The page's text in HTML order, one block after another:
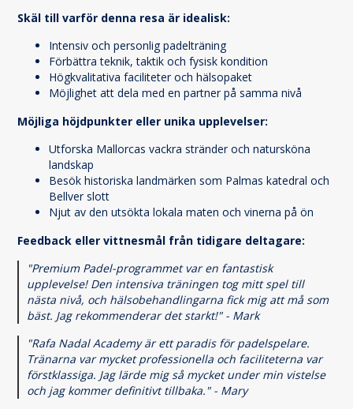
Skäl till varför denna resa är idealisk:
Intensiv och personlig padelträning
Förbättra teknik, taktik och fysisk kondition
Högkvalitativa faciliteter och hälsopaket
Möjlighet att dela med en partner på samma nivå
Möjliga höjdpunkter eller unika upplevelser:
Utforska Mallorcas vackra stränder och natursköna
landskap
Besök historiska landmärken som Palmas katedral och
Bellver slott
Njut av den utsökta lokala maten och vinerna på ön
Feedback eller vittnesmål från tidigare deltagare:
"Premium Padel-programmet var en fantastisk
upplevelse! Den intensiva träningen tog mitt spel till
nästa nivå, och hälsobehandlingarna fick mig att må som
bäst. Jag rekommenderar det starkt!" - Mark
"Rafa Nadal Academy är ett paradis för padelspelare.
Tränarna var mycket professionella och faciliteterna var
förstklassiga. Jag lärde mig så mycket under min vistelse
och jag kommer definitivt tillbaka." - Mary